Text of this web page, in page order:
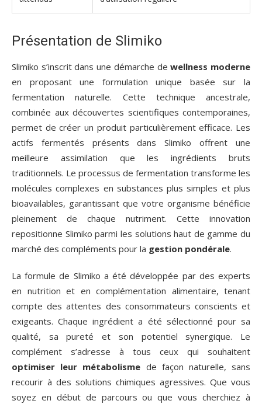
Présentation de Slimiko
Slimiko s’inscrit dans une démarche dewellness moderne
en proposant une formulation unique basée sur la
fermentation naturelle. Cette technique ancestrale,
combinée aux découvertes scientifiques contemporaines,
permet de créer un produit particulièrement efficace. Les
actifs fermentés présents dans Slimiko offrent une
meilleure assimilation que les ingrédients bruts
traditionnels. Le processus de fermentation transforme les
molécules complexes en substances plus simples et plus
bioavailables, garantissant que votre organisme bénéficie
pleinement de chaque nutriment. Cette innovation
repositionne Slimiko parmi les solutions haut de gamme du
marché des compléments pour la gestion pondérale.
La formule de Slimiko a été développée par des experts
en nutrition et en complémentation alimentaire, tenant
compte des attentes des consommateurs conscients et
exigeants. Chaque ingrédient a été sélectionné pour sa
qualité, sa pureté et son potentiel synergique. Le
complément s’adresse à tous ceux qui souhaitent
optimiser leur métabolisme de façon naturelle, sans
recourir à des solutions chimiques agressives. Que vous
soyez en début de parcours ou que vous cherchiez à